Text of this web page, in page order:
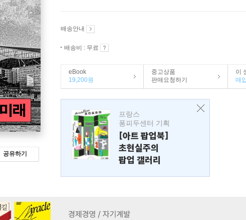
공유하기
배송안내
배송비 : 무료
eBook
19,200원
중고상품
판매요청하기
이
매
프랑스
퐁피두센터 기획
[아트 팝업북]
초현실주의
팝업 갤러리